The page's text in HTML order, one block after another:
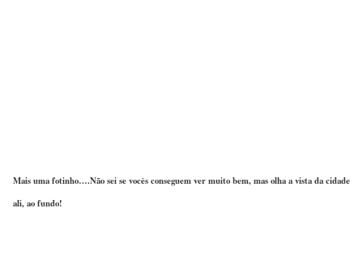
Mais uma fotinho….Não sei se vocês conseguem ver muito bem, mas olha a vista da cidade
ali, ao fundo!